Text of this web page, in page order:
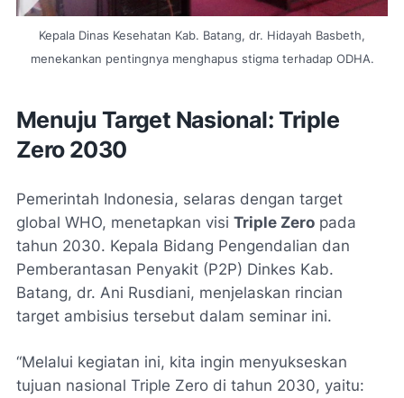
Kepala Dinas Kesehatan Kab. Batang, dr. Hidayah Basbeth,
menekankan pentingnya menghapus stigma terhadap ODHA.
Menuju Target Nasional: Triple
Zero 2030
Pemerintah Indonesia, selaras dengan target
global WHO, menetapkan visi Triple Zero pada
tahun 2030. Kepala Bidang Pengendalian dan
Pemberantasan Penyakit (P2P) Dinkes Kab.
Batang, dr. Ani Rusdiani, menjelaskan rincian
target ambisius tersebut dalam seminar ini.
“Melalui kegiatan ini, kita ingin menyukseskan
tujuan nasional Triple Zero di tahun 2030, yaitu: